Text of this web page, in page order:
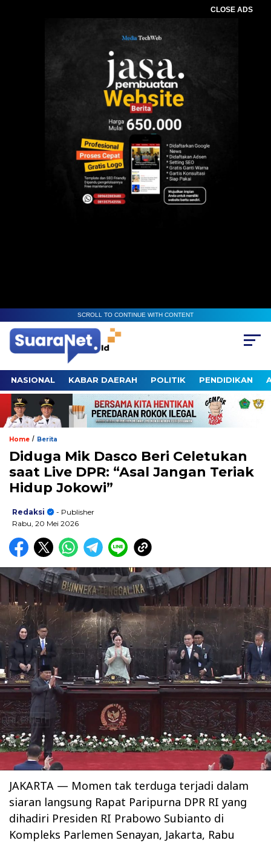
CLOSE ADS
SCROLL TO CONTINUE WITH CONTENT
NASIONAL KABAR DAERAH POLITIK PENDIDIKAN
Home / Berita
Diduga Mik Dasco Beri Celetukan
saat Live DPR: “Asal Jangan Teriak
Hidup Jokowi”
Redaksi
- Publisher
Rabu, 20 Mei 2026
JAKARTA — Momen tak terduga terjadi dalam
siaran langsung Rapat Paripurna DPR RI yang
dihadiri Presiden RI Prabowo Subianto di
Kompleks Parlemen Senayan, Jakarta, Rabu